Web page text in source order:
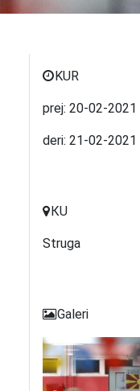
KUR
prej: 20-02-2021
deri: 21-02-2021
КU
Struga
Galeri